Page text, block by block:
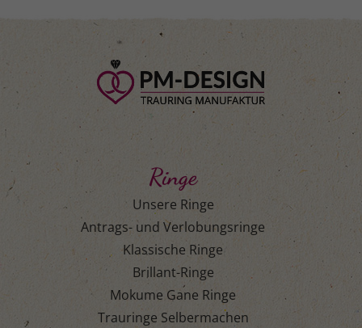
Ringe
Unsere Ringe
Antrags- und Verlobungsringe
Klassische Ringe
Brillant-Ringe
Mokume Gane Ringe
Trauringe Selbermachen